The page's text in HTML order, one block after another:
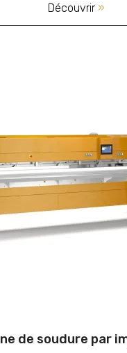
Découvrir »
de soudure par